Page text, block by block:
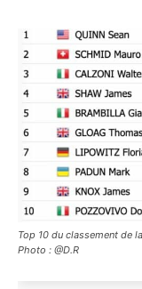
Top 10 du classement de
Photo : @D.R